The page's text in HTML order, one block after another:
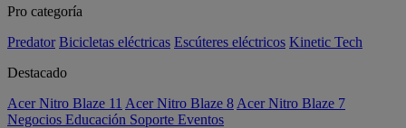
Pro categoría
Predator Bicicletas eléctricas Escúteres eléctricos Kinetic Tech
Destacado
Acer Nitro Blaze 11 Acer Nitro Blaze 8 Acer Nitro Blaze 7
Negocios Educación Soporte Eventos